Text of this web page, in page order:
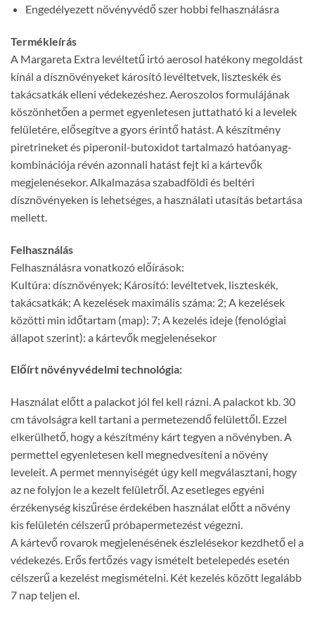
Engedélyezett növényvédő szer hobbi felhasználásra
Termékleírás
A Margareta Extra levéltetű irtó aerosol hatékony megoldást
kínál a dísznövényeket károsító levéltetvek, liszteskék és
takácsatkák elleni védekezéshez. Aeroszolos formulájának
köszönhetően a permet egyenletesen juttatható ki a levelek
felületére, elősegítve a gyors érintő hatást. A készítmény
piretrineket és piperonil-butoxidot tartalmazó hatóanyag-
kombinációja révén azonnali hatást fejt ki a kártevők
megjelenésekor. Alkalmazása szabadföldi és beltéri
dísznövényeken is lehetséges, a használati utasítás betartása
mellett.
Felhasználás
Felhasználásra vonatkozó előírások:
Kultúra: dísznövények; Károsító: levéltetvek, liszteskék,
takácsatkák; A kezelések maximális száma: 2; A kezelések
közötti min időtartam (map): 7; A kezelés ideje (fenológiai
állapot szerint): a kártevők megjelenésekor
Előírt növényvédelmi technológia:
Használat előtt a palackot jól fel kell rázni. A palackot kb. 30
cm távolságra kell tartani a permetezendő felülettől. Ezzel
elkerülhető, hogy a készítmény kárt tegyen a növényben. A
permettel egyenletesen kell megnedvesíteni a növény
leveleit. A permet mennyiségét úgy kell megválasztani, hogy
az ne folyjon le a kezelt felületről. Az esetleges egyéni
érzékenység kiszűrése érdekében használat előtt a növény
kis felületén célszerű próbapermetezést végezni.
A kártevő rovarok megjelenésének észlelésekor kezdhető el a
védekezés. Erős fertőzés vagy ismételt betelepedés esetén
célszerű a kezelést megismételni. Két kezelés között legalább
7 nap teljen el.